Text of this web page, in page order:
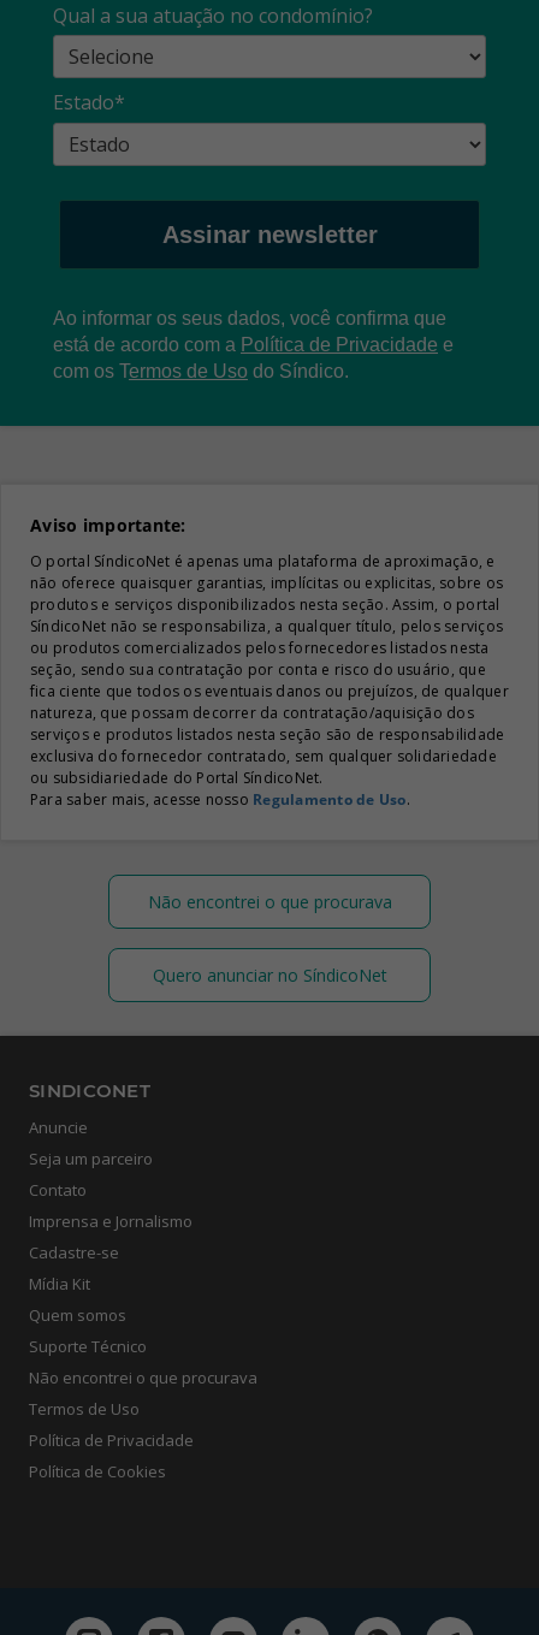
Qual a sua atuação no condomínio?
Estado*
Assinar newsletter
Ao informar os seus dados, você confirma que
está de acordo com a Política de Privacidade e
com os Termos de Uso do Síndico.
Aviso importante:
O portal SíndicoNet é apenas uma plataforma de aproximação, e
não oferece quaisquer garantias, implícitas ou explicitas, sobre os
produtos e serviços disponibilizados nesta seção. Assim, o portal
SíndicoNet não se responsabiliza, a qualquer título, pelos serviços
ou produtos comercializados pelos fornecedores listados nesta
seção, sendo sua contratação por conta e risco do usuário, que
fica ciente que todos os eventuais danos ou prejuízos, de qualquer
natureza, que possam decorrer da contratação/aquisição dos
serviços e produtos listados nesta seção são de responsabilidade
exclusiva do fornecedor contratado, sem qualquer solidariedade
ou subsidiariedade do Portal SíndicoNet.
Para saber mais, acesse nosso Regulamento de Uso.
Não encontrei o que procurava
Quero anunciar no SíndicoNet
SINDICONET
Anuncie
Seja um parceiro
Contato
Imprensa e Jornalismo
Cadastre-se
Mídia Kit
Quem somos
Suporte Técnico
Não encontrei o que procurava
Termos de Uso
Política de Privacidade
Política de Cookies